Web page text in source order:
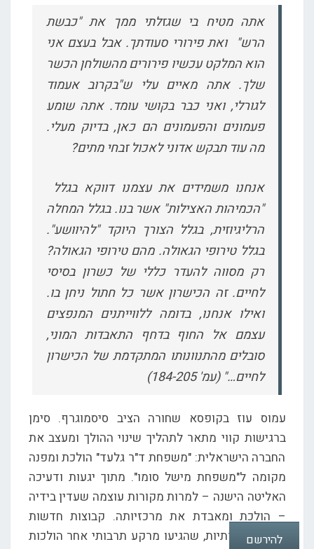
אתה מטיח בי שגזלתי ממך את "כבשת
הרש" ואת פירורי סעודתך. אבל בעצם אני
הוא המלקט עכשיו פירורים מהשולחן הכשר
שלך. אתה מאיים עלי ש"בקרוב אעמוד
לגורלי, ואני כבר בקושי עומד. אתה שומע
פעמונים והפעמונים הם כאן, בדיוק מעלי.
מה עוד תבקש אדוני לאכול זבחי מתים?
אנחנו משמידים את עצמנו דווקא בגלל
"הכמיהות האצילות" אשר בנו. בגלל המחלה
הרליגיוזית, בגלל הצורך היוקד "להיוושע".
בגלל טירופי הגאולה. מהם טירופי הגאולה?
רק מסווה להעדר כללי של כשרון בסיסי
לחיים. זה הכישרון אשר כל חתול ניחן בו.
ואילו אנחנו, בדומה ללווייתנים המנפצים
עצמם אל החוף בדחף התאבדות המוני,
סובלים מהתנוונותו המתקדמת של הכישרון
לחיים…" (עמ' 184-205)
עמוס עוז בקופסא שחורה הציב סיסמוגרף. סימן
ברגישות קווי מתאר לתהליך שינוי ההולך ומעצב את
החברה הישראלית: "משפחת ד"ר גלעד" הולכת ומפנה
מקומה ל"משפחת מישל סומו". מתוך יגעות ודעיכה
האליטה הישנה – למרות מקורות עוצמה שעדין בידיה
– הולכת ומאבדת את מרכזיותה. קבוצות חדשות
דתיות מסורתיות, שהגיעו מרקע תרבותי אחר הולכות
להירשם